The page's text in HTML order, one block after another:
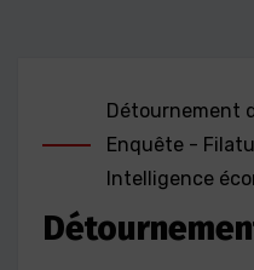
Détournement
Enquête -
Intelligence